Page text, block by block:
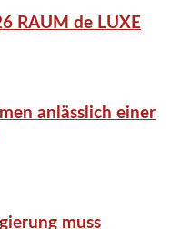
RAUM de LUXE
anlässlich einer
muss